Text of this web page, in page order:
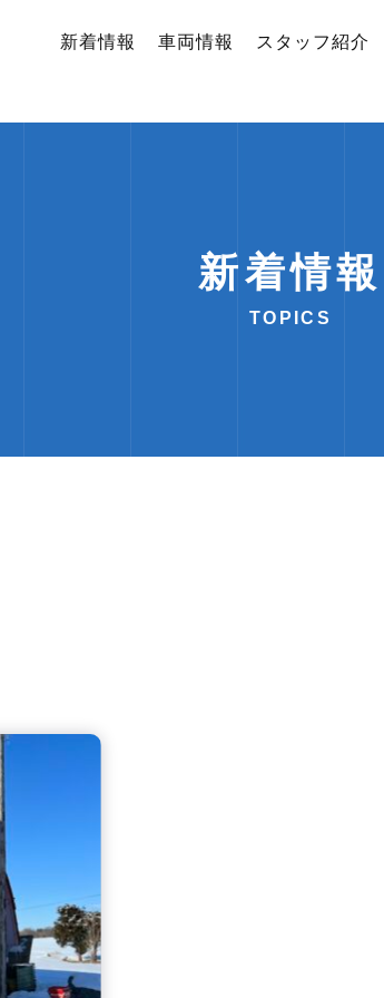
新着情報 車両情報 スタッフ紹介
新着情報
TOPICS